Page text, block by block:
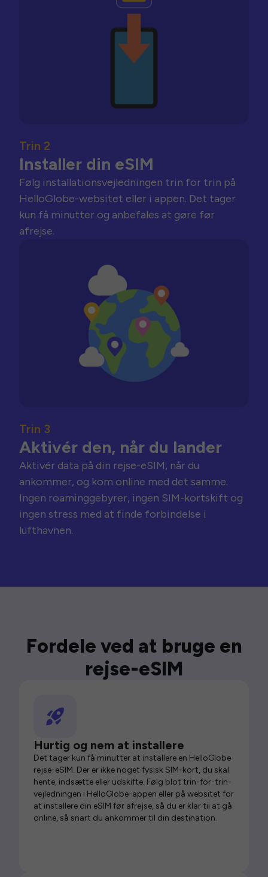
Trin 2
Installer din eSIM
Følg installationsvejledningen trin for trin på
HelloGlobe-websitet eller i appen. Det tager
kun få minutter og anbefales at gøre før
afrejse.
Trin 3
Aktivér den, når du lander
Aktivér data på din rejse-eSIM, når du
ankommer, og kom online med det samme.
Ingen roaminggebyrer, ingen SIM-kortskift og
ingen stress med at finde forbindelse i
lufthavnen.
Fordele ved at bruge en
rejse-eSIM
Hurtig og nem at installere
Det tager kun få minutter at installere en HelloGlobe
rejse-eSIM. Der er ikke noget fysisk SIM-kort, du skal
hente, indsætte eller udskifte. Følg blot trin-for-trin-
vejledningen i HelloGlobe-appen eller på websitet for
at installere din eSIM før afrejse, så du er klar til at gå
online, så snart du ankommer til din destination.